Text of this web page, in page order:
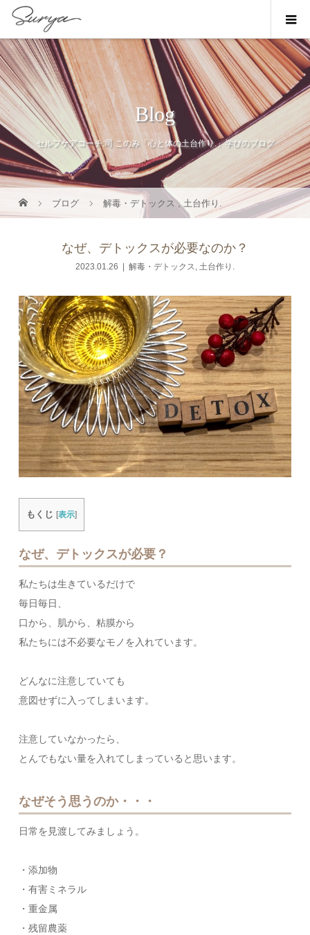
Blog
セルフケアコーチ:司 このみ「心と体の土台作り.」学びのブログ
ブログ 解毒・デトックス ,土台作り.
なぜ、デトックスが必要なのか？
2023.01.26 解毒・デトックス, 土台作り.
もくじ [表示]
なぜ、デトックスが必要？
私たちは生きているだけで
毎日毎日、
口から、肌から、粘膜から
私たちには不必要なモノを入れています。
どんなに注意していても
意図せずに入ってしまいます。
注意していなかったら、
とんでもない量を入れてしまっていると思います。
なぜそう思うのか・・・
日常を見渡してみましょう。
・添加物
・有害ミネラル
・重金属
・残留農薬